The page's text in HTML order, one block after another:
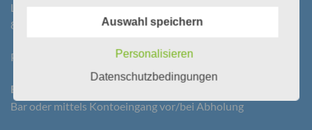
Laßnitzstraße 19
8522 Groß St. Florian
Parkplatz vorhanden!
Bezahlung bei Selbstabholung:
Bar oder mittels Kontoeingang vor/bei Abholung
die sich auf eine identifizierte oder identifizierbare
Person") beziehen. Als identifizierbar wird eine
natürliche Person angesehen, die direkt oder
Auswahl speichern
Personalisieren
Datenschutzbedingungen